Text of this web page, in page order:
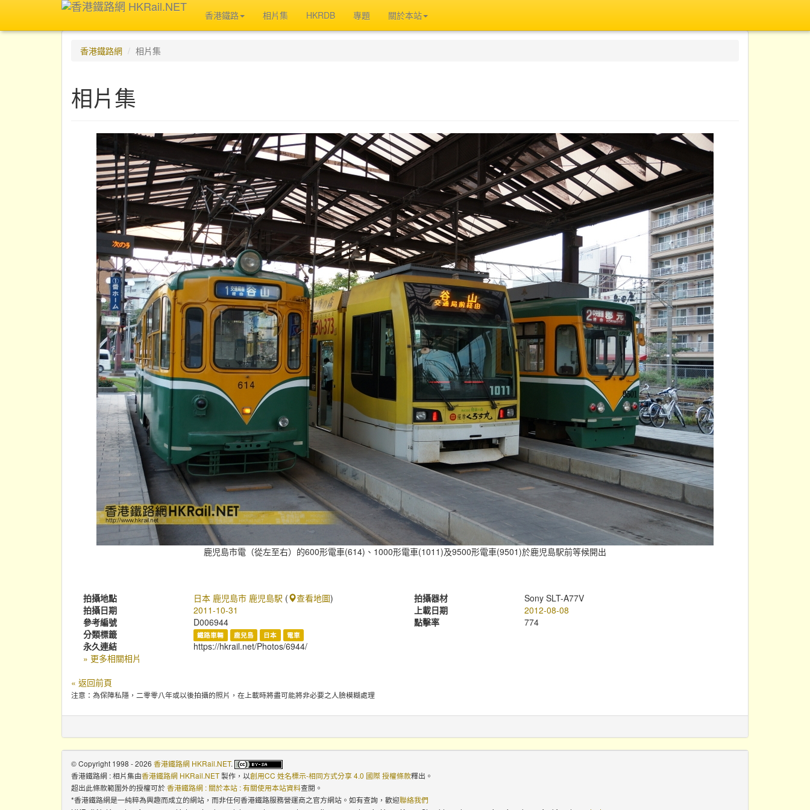
香港鐵路 相片集 HKRDB 專題 關於本站
香港鐵路網 相片集
相片集
鹿児島市電（從左至右）的600形電車(614)、1000形電車(1011)及9500形電車(9501)於鹿児島駅前等候開出
拍攝地點 日本 鹿児島市 鹿児島駅 ( 查看地圖) 拍攝器材
Sony SLT-A77V
拍攝日期
2011-10-31 上載日期
2012-08-08
參考編號
D006944 點擊率
774
分類標籤
鐵路車輛 鹿兒島 日本 電車
永久連結
https://hkrail.net/Photos/6944/
» 更多相關相片
« 返回前頁
注意：為保障私隱，二零零八年或以後拍攝的照片，在上載時將盡可能將非必要之人臉模糊處理
© Copyright 1998 - 2026 香港鐵路網 HKRail.NET.
香港鐵路網 : 相片集由香港鐵路網 HKRail.NET製作，以創用CC 姓名標示-相同方式分享 4.0 國際 授權條款釋出。
超出此條款範圍外的授權可於香港鐵路網 : 關於本站 : 有關使用本站資料查閱。
*香港鐵路網是一純粹為興趣而成立的網站，而非任何香港鐵路服務營運商之官方網站。如有查詢，歡迎聯絡我們